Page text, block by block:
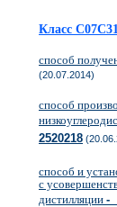
Класс
способ
(20.07.2014)
способ
2520218
способ и
с
дистилляции -